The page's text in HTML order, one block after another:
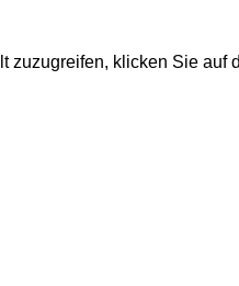
zuzugreifen, klicken Sie